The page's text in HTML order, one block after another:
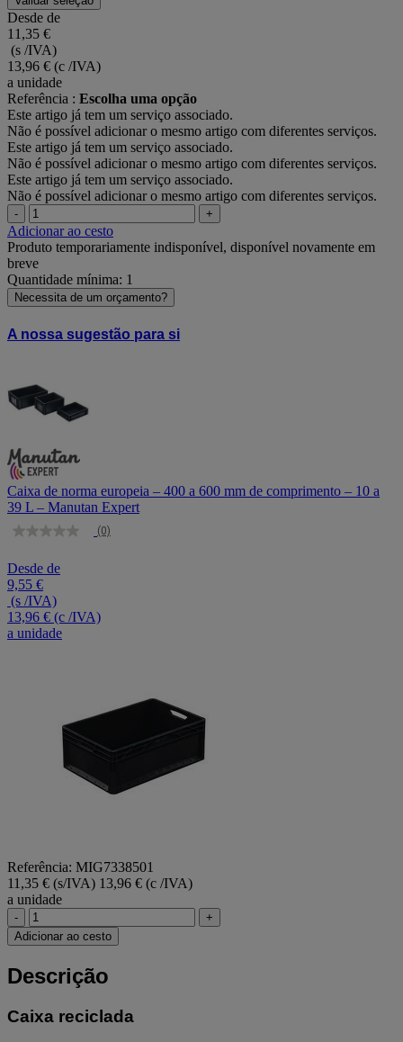
Desde de
11,35 €
(s /IVA)
13,96 € (c /IVA)
a unidade
Referência : Escolha uma opção
Este artigo já tem um serviço associado.
Não é possível adicionar o mesmo artigo com diferentes serviços.
Este artigo já tem um serviço associado.
Não é possível adicionar o mesmo artigo com diferentes serviços.
Este artigo já tem um serviço associado.
Não é possível adicionar o mesmo artigo com diferentes serviços.
- +
Adicionar ao cesto
Produto temporariamente indisponível, disponível novamente em
breve
Quantidade mínima: 1
Necessita de um orçamento?
A nossa sugestão para si
Caixa de norma europeia – 400 a 600 mm de comprimento – 10 a
39 L – Manutan Expert
Sem
de
classificação
Link
para
a
mesma
(0)
Desde de
9,55 €
(s /IVA)
13,96 € (c /IVA)
a unidade
Referência: MIG7338501
11,35 € (s/IVA) 13,96 € (c /IVA)
a unidade
-
+
Adicionar ao cesto
Descrição
Caixa reciclada